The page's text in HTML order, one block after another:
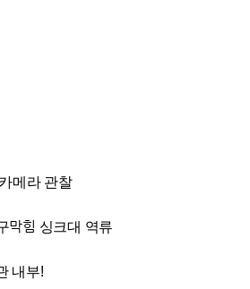
메라 관찰
막힘 싱크대 역류
내부!